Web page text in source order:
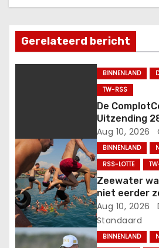
t
n
a
g
a
t
i
e
Gerelateerd bericht
BINNENLAND
TW-RSS
De
Uitzending
Meer” (15-6-
Aug 10, 2026
BINNENLAND
RSS-LOTTE
Zeewater
niet eerder
Aug 10, 2026
Standaard
BINNENLAND